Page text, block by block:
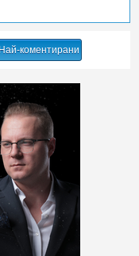
Най-коментирани